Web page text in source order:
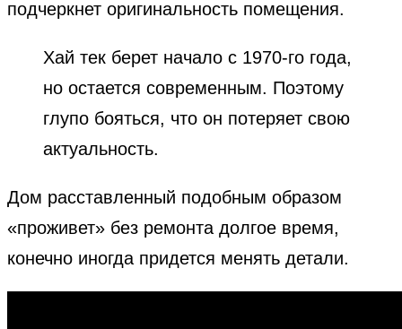
подчеркнет оригинальность помещения.
Хай тек берет начало с 1970-го года,
но остается современным. Поэтому
глупо бояться, что он потеряет свою
актуальность.
Дом расставленный подобным образом
«проживет» без ремонта долгое время,
конечно иногда придется менять детали.